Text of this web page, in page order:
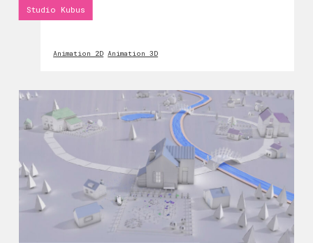
Studio Kubus
Animation 2D Animation 3D